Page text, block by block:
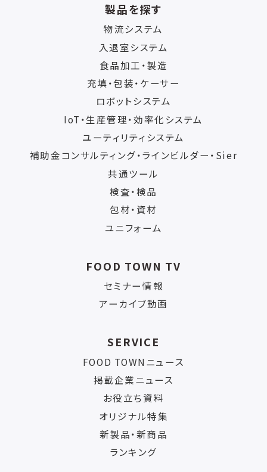
製品を探す
物流システム
入退室システム
食品加工・製造
充填・包装・ケーサー
ロボットシステム
IoT・生産管理・効率化システム
ユーティリティシステム
補助金コンサルティング・ラインビルダー・Sier
共通ツール
検査・検品
包材・資材
ユニフォーム
FOOD TOWN TV
セミナー情報
アーカイブ動画
SERVICE
FOOD TOWNニュース
掲載企業ニュース
お役立ち資料
オリジナル特集
新製品・新商品
ランキング